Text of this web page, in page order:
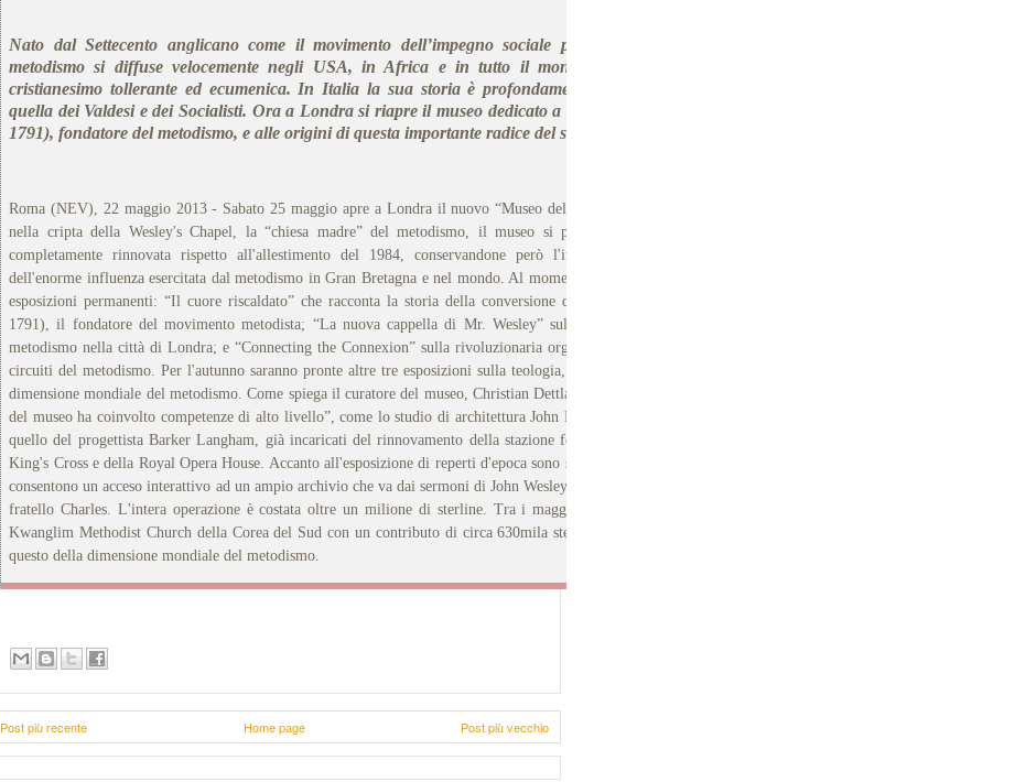
Nato dal Settecento anglicano come il movimento dell’impegno sociale per antonomasia, il
metodismo si diffuse velocemente negli USA, in Africa e in tutto il mondo come forma di
cristianesimo tollerante ed ecumenica. In Italia la sua storia è profondamente intrecciata con
quella dei Valdesi e dei Socialisti. Ora a Londra si riapre il museo dedicato a John Wesley (1703-
1791), fondatore del metodismo, e alle origini di questa importante radice del socialismo religioso.
Roma (NEV), 22 maggio 2013 - Sabato 25 maggio apre a Londra il nuovo “Museo del metodismo”. Ospitato
nella cripta della Wesley's Chapel, la “chiesa madre” del metodismo, il museo si presenta in una forma
completamente rinnovata rispetto all'allestimento del 1984, conservandone però l'intento: rendere conto
dell'enorme influenza esercitata dal metodismo in Gran Bretagna e nel mondo. Al momento il museo ospita tre
esposizioni permanenti: “Il cuore riscaldato” che racconta la storia della conversione di John Wesley (1703-
1791), il fondatore del movimento metodista; “La nuova cappella di Mr. Wesley” sulla presenza del primo
metodismo nella città di Londra; e “Connecting the Connexion” sulla rivoluzionaria organizzazione in classi e
circuiti del metodismo. Per l'autunno saranno pronte altre tre esposizioni sulla teologia, l'impegno sociale e la
dimensione mondiale del metodismo. Come spiega il curatore del museo, Christian Dettlaff, “la ristrutturazione
del museo ha coinvolto competenze di alto livello”, come lo studio di architettura John McAslan & Partners, e
quello del progettista Barker Langham, già incaricati del rinnovamento della stazione ferroviaria londinese di
King's Cross e della Royal Opera House. Accanto all'esposizione di reperti d'epoca sono stati inseriti tablets che
consentono un acceso interattivo ad un ampio archivio che va dai sermoni di John Wesley agli inni composti dal
fratello Charles. L'intera operazione è costata oltre un milione di sterline. Tra i maggiori donatori figura la
Kwanglim Methodist Church della Corea del Sud con un contributo di circa 630mila sterline.
questo della dimensione mondiale del metodismo.
Post più recente Post più vecchio
Home page